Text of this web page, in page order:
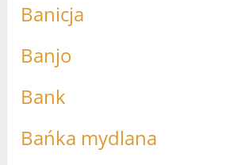
Banicja
Banjo
Bank
Bańka mydlana